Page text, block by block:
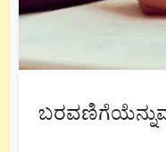
ಬರವಣಿಗೆಯೆನ್ನುವ